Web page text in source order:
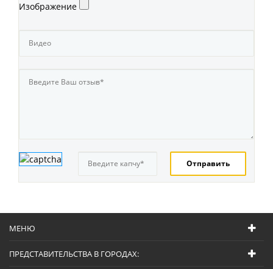
Изображение
МЕНЮ
ПРЕДСТАВИТЕЛЬСТВА В ГОРОДАХ: